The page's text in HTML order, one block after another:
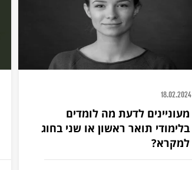
18.02.2024
מעוניינים לדעת מה לומדים
בלימודי תואר ראשון או שני בחוג
למקרא?